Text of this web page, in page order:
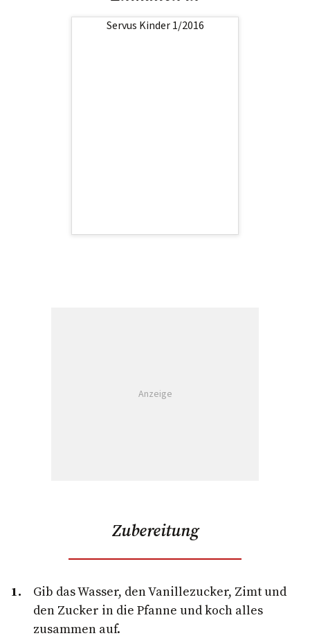
Servus Kinder 1/2016
Anzeige
Zubereitung
Gib das Wasser, den Vanillezucker, Zimt und
den Zucker in die Pfanne und koch alles
zusammen auf.